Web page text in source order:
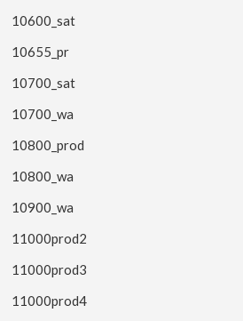
10600_sat
10655_pr
10700_sat
10700_wa
10800_prod
10800_wa
10900_wa
11000prod2
11000prod3
11000prod4